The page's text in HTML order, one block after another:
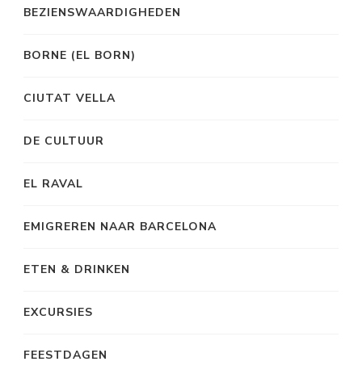
BEZIENSWAARDIGHEDEN
BORNE (EL BORN)
CIUTAT VELLA
DE CULTUUR
EL RAVAL
EMIGREREN NAAR BARCELONA
ETEN & DRINKEN
EXCURSIES
FEESTDAGEN